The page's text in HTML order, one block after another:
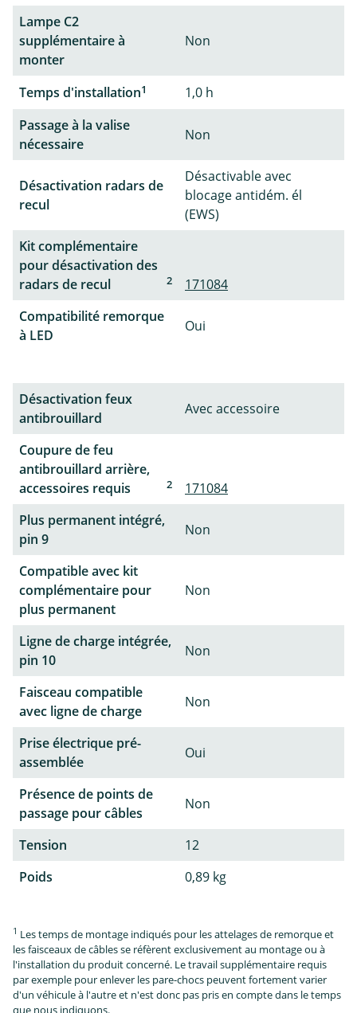
Lampe C2
supplémentaire à
monter
Non
Temps d'installation1
1,0 h
Passage à la valise
nécessaire
Non
Désactivation radars de
recul
Désactivable avec
blocage antidém. él
(EWS)
Kit complémentaire
pour désactivation des
radars de recul
2
171084
Compatibilité remorque
à LED
Oui
Désactivation feux
antibrouillard
Avec accessoire
Coupure de feu
antibrouillard arrière,
accessoires requis
2
171084
Plus permanent intégré,
pin 9
Non
Compatible avec kit
complémentaire pour
plus permanent
Non
Ligne de charge intégrée,
pin 10
Non
Faisceau compatible
avec ligne de charge
Non
Prise électrique pré-
assemblée
Oui
Présence de points de
passage pour câbles
Non
Tension
12
Poids
0,89 kg
1 Les temps de montage indiqués pour les attelages de remorque et
les faisceaux de câbles se réfèrent exclusivement au montage ou à
l'installation du produit concerné. Le travail supplémentaire requis
par exemple pour enlever les pare-chocs peuvent fortement varier
d'un véhicule à l'autre et n'est donc pas pris en compte dans le temps